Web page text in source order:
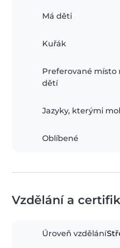
Má děti
Kuřák
Preferované místo
dětí
Jazyky, kterými
Oblíbené
Vzdělání a
Úroveň vzdělání